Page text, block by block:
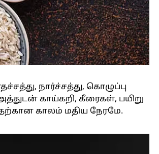
நார்ச்சத்து, கொழுப்பு
காய்கறி, கீரைகள், பயிறு
காலம் மதிய நேரமே.